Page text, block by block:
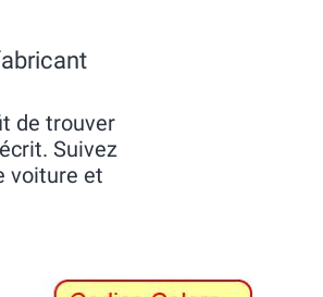
de trouver
Suivez
voiture et